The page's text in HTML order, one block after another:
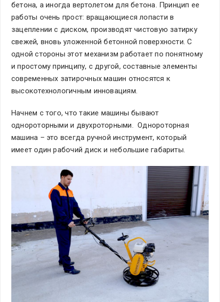
бетона, а иногда вертолетом для бетона. Принцип ее
работы очень прост: вращающиеся лопасти в
зацеплении с диском, производят чистовую затирку
свежей, вновь уложенной бетонной поверхности. С
одной стороны этот механизм работает по понятному
и простому принципу, с другой, составные элементы
современных затирочных машин относятся к
высокотехнологичным инновациям.
Начнем с того, что такие машины бывают
однороторными и двухроторными. Однороторная
машина – это всегда ручной инструмент, который
имеет один рабочий диск и небольшие габариты.